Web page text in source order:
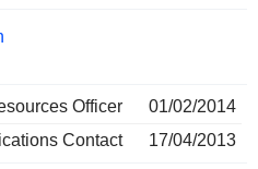
Officer
01/02/2014
Contact
17/04/2013